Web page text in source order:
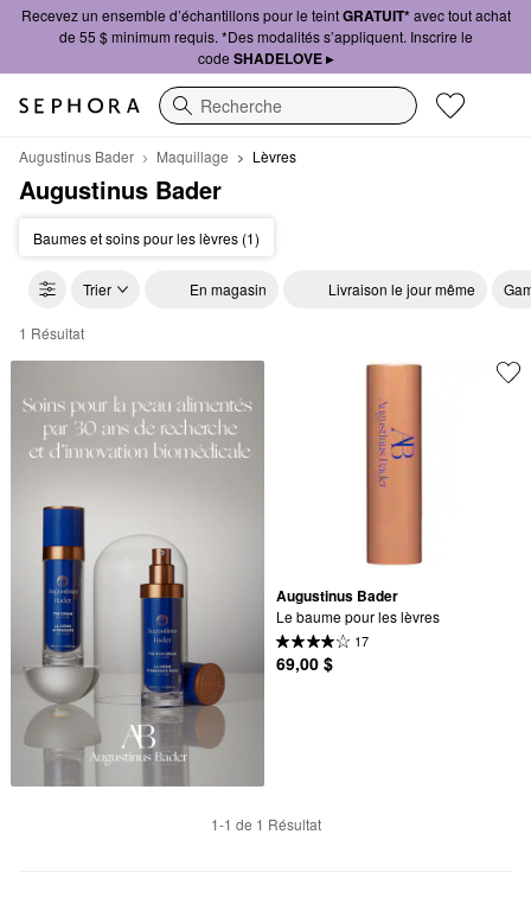
Recevez un ensemble d’échantillons pour le teintGRATUIT*avec tout achat
de 55 $ minimum requis. *Des modalités s’appliquent. Inscrire le
code SHADELOVE ▸
Recherche
Augustinus Bader Maquillage Lèvres
Augustinus Bader
Baumes et soins pour les lèvres (1)
Trier En magasin Livraison le jour même
Augustinus Bader Lèvres
1 Résultat
Augustinus Bader
Le baume pour les lèvres
17
69,00 $
1-1 de 1 Résultat